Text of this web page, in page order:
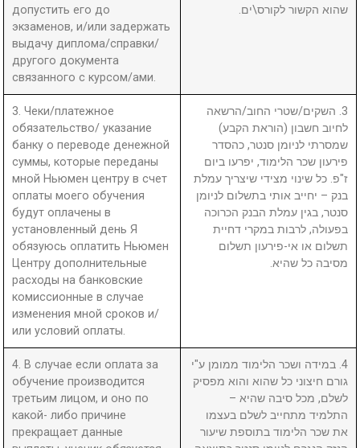
допустить его до
экзаменов, и/или задержать
выдачу диплома/справки/
другого документа
связанного с курсом/ами.
שהוא הקשור לקורס\ים.
3. Чеки/платежное
обязательство/ указание
банку о переводе денежной
суммы, которые переданы
мной Ньюмен центру в счет
оплаты моего обучения
будут оплачены в
установленный день Я
обязуюсь оплатить Ньюмен
Центру дополнительные
расходы на банковские
комиссионные в случае
изменения мной сроков и/
или условий оплаты.
3. השקים/שטרי החוב/הרשאה
לחיוב חשבון (הוראת הקבע)
שמסרתי לניומן סנטר, כהסדר
פירעון שכר הלימוד, יפרעו ביום
ז"פ. כל שינוי מצידי שיצריך עמלת
בנק – יחייב אותי בתשלום לניומן
סנטר, בגין עמלת הבנק הכרוכה
בפעולה, לרבות במקרי דחיית
תשלום או אי-פירעון תשלום
מסיבה כל שהיא.
4. В случае если оплата за
обучение производится
третьим лицом, и оно по
какой- либо причине
прекращает данные
4. במידה ושכר הלימוד ממומן ע"י
גורם חיצוני כל שהוא והוא מפסיק
לשלם, מכל סיבה שהיא –
התלמיד מתחייב לשלם בעצמו
את שכר הלימוד בתוספת שיעור